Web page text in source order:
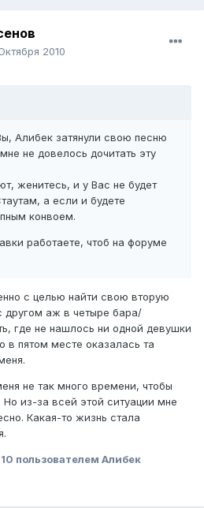
2010
Алибек затянули свою песню
не довелось дочитать эту
женитесь, и у Вас не будет
а если и будете
конвоем.
работаете, чтоб на форуме
с целью найти свою вторую
другом аж в четыре бара/
где не нашлось ни одной девушки
в пятом месте оказалась та
не так много времени, чтобы
из-за всей этой ситуации мне
Какая-то жизнь стала
пользователем Алибек